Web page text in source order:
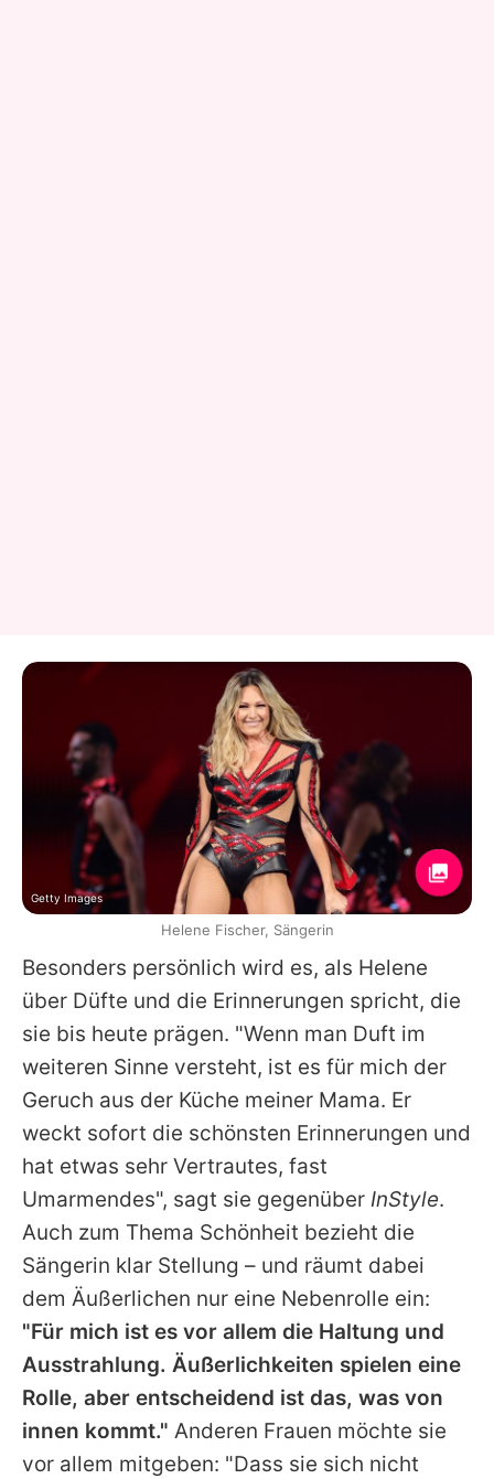
Besonders persönlich wird es, als Helene
über Düfte und die Erinnerungen spricht, die
sie bis heute prägen. "Wenn man Duft im
weiteren Sinne versteht, ist es für mich der
Geruch aus der Küche meiner Mama. Er
weckt sofort die schönsten Erinnerungen und
hat etwas sehr Vertrautes, fast
Umarmendes", sagt sie gegenüber InStyle.
Auch zum Thema Schönheit bezieht die
Sängerin klar Stellung – und räumt dabei
dem Äußerlichen nur eine Nebenrolle ein:
"Für mich ist es vor allem die Haltung und
Ausstrahlung. Äußerlichkeiten spielen eine
Rolle, aber entscheidend ist das, was von
innen kommt." Anderen Frauen möchte sie
vor allem mitgeben: "Dass sie sich nicht
Getty Images
Helene Fischer, Sängerin